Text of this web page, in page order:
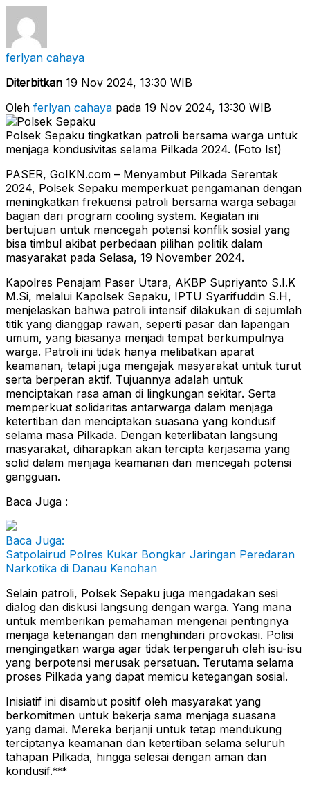
ferlyan cahaya
Diterbitkan 19 Nov 2024, 13:30 WIB
Oleh ferlyan cahaya pada 19 Nov 2024, 13:30 WIB
Polsek Sepaku tingkatkan patroli bersama warga untuk
menjaga kondusivitas selama Pilkada 2024. (Foto Ist)
PASER, GoIKN.com – Menyambut Pilkada Serentak
2024, Polsek Sepaku memperkuat pengamanan dengan
meningkatkan frekuensi patroli bersama warga sebagai
bagian dari program cooling system. Kegiatan ini
bertujuan untuk mencegah potensi konflik sosial yang
bisa timbul akibat perbedaan pilihan politik dalam
masyarakat pada Selasa, 19 November 2024.
Kapolres Penajam Paser Utara, AKBP Supriyanto S.I.K
M.Si, melalui Kapolsek Sepaku, IPTU Syarifuddin S.H,
menjelaskan bahwa patroli intensif dilakukan di sejumlah
titik yang dianggap rawan, seperti pasar dan lapangan
umum, yang biasanya menjadi tempat berkumpulnya
warga. Patroli ini tidak hanya melibatkan aparat
keamanan, tetapi juga mengajak masyarakat untuk turut
serta berperan aktif. Tujuannya adalah untuk
menciptakan rasa aman di lingkungan sekitar. Serta
memperkuat solidaritas antarwarga dalam menjaga
ketertiban dan menciptakan suasana yang kondusif
selama masa Pilkada. Dengan keterlibatan langsung
masyarakat, diharapkan akan tercipta kerjasama yang
solid dalam menjaga keamanan dan mencegah potensi
gangguan.
Baca Juga :
Baca Juga:
Satpolairud Polres Kukar Bongkar Jaringan Peredaran
Narkotika di Danau Kenohan
Selain patroli, Polsek Sepaku juga mengadakan sesi
dialog dan diskusi langsung dengan warga. Yang mana
untuk memberikan pemahaman mengenai pentingnya
menjaga ketenangan dan menghindari provokasi. Polisi
mengingatkan warga agar tidak terpengaruh oleh isu-isu
yang berpotensi merusak persatuan. Terutama selama
proses Pilkada yang dapat memicu ketegangan sosial.
Inisiatif ini disambut positif oleh masyarakat yang
berkomitmen untuk bekerja sama menjaga suasana
yang damai. Mereka berjanji untuk tetap mendukung
terciptanya keamanan dan ketertiban selama seluruh
tahapan Pilkada, hingga selesai dengan aman dan
kondusif.***